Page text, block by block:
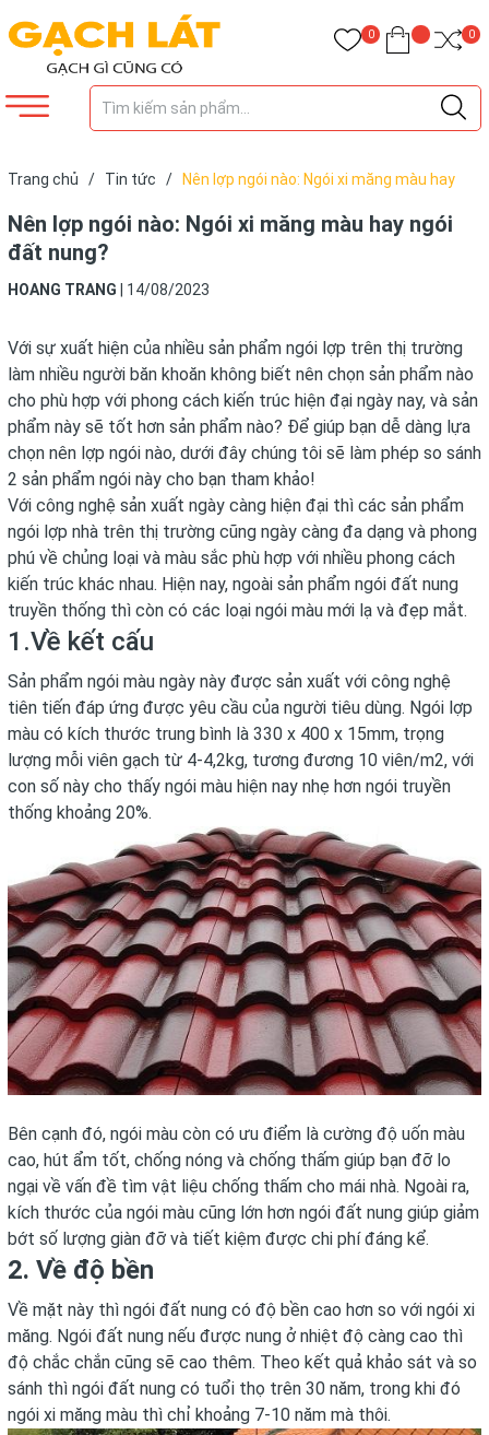
0 0
Trang chủ / Tin tức /
Nên lợp ngói nào: Ngói xi măng màu hay
Nên lợp ngói nào: Ngói xi măng màu hay ngói
đất nung?
HOANG TRANG 14/08/2023
Với sự xuất hiện của nhiều sản phẩm ngói lợp trên thị trường
làm nhiều người băn khoăn không biết nên chọn sản phẩm nào
cho phù hợp với phong cách kiến trúc hiện đại ngày nay, và sản
phẩm này sẽ tốt hơn sản phẩm nào? Để giúp bạn dễ dàng lựa
chọn nên lợp ngói nào, dưới đây chúng tôi sẽ làm phép so sánh
2 sản phẩm ngói này cho bạn tham khảo!
Với công nghệ sản xuất ngày càng hiện đại thì các sản phẩm
ngói lợp nhà trên thị trường cũng ngày càng đa dạng và phong
phú về chủng loại và màu sắc phù hợp với nhiều phong cách
kiến trúc khác nhau. Hiện nay, ngoài sản phẩm ngói đất nung
truyền thống thì còn có các loại ngói màu mới lạ và đẹp mắt.
1.Về kết cấu
Sản phẩm ngói màu ngày này được sản xuất với công nghệ
tiên tiến đáp ứng được yêu cầu của người tiêu dùng. Ngói lợp
màu có kích thước trung bình là 330 x 400 x 15mm, trọng
lượng mỗi viên gạch từ 4-4,2kg, tương đương 10 viên/m2, với
con số này cho thấy ngói màu hiện nay nhẹ hơn ngói truyền
thống khoảng 20%.
Bên cạnh đó, ngói màu còn có ưu điểm là cường độ uốn màu
cao, hút ẩm tốt, chống nóng và chống thấm giúp bạn đỡ lo
ngại về vấn đề tìm vật liệu chống thấm cho mái nhà. Ngoài ra,
kích thước của ngói màu cũng lớn hơn ngói đất nung giúp giảm
bớt số lượng giàn đỡ và tiết kiệm được chi phí đáng kể.
2. Về độ bền
Về mặt này thì ngói đất nung có độ bền cao hơn so với ngói xi
măng. Ngói đất nung nếu được nung ở nhiệt độ càng cao thì
độ chắc chắn cũng sẽ cao thêm. Theo kết quả khảo sát và so
sánh thì ngói đất nung có tuổi thọ trên 30 năm, trong khi đó
ngói xi măng màu thì chỉ khoảng 7-10 năm mà thôi.